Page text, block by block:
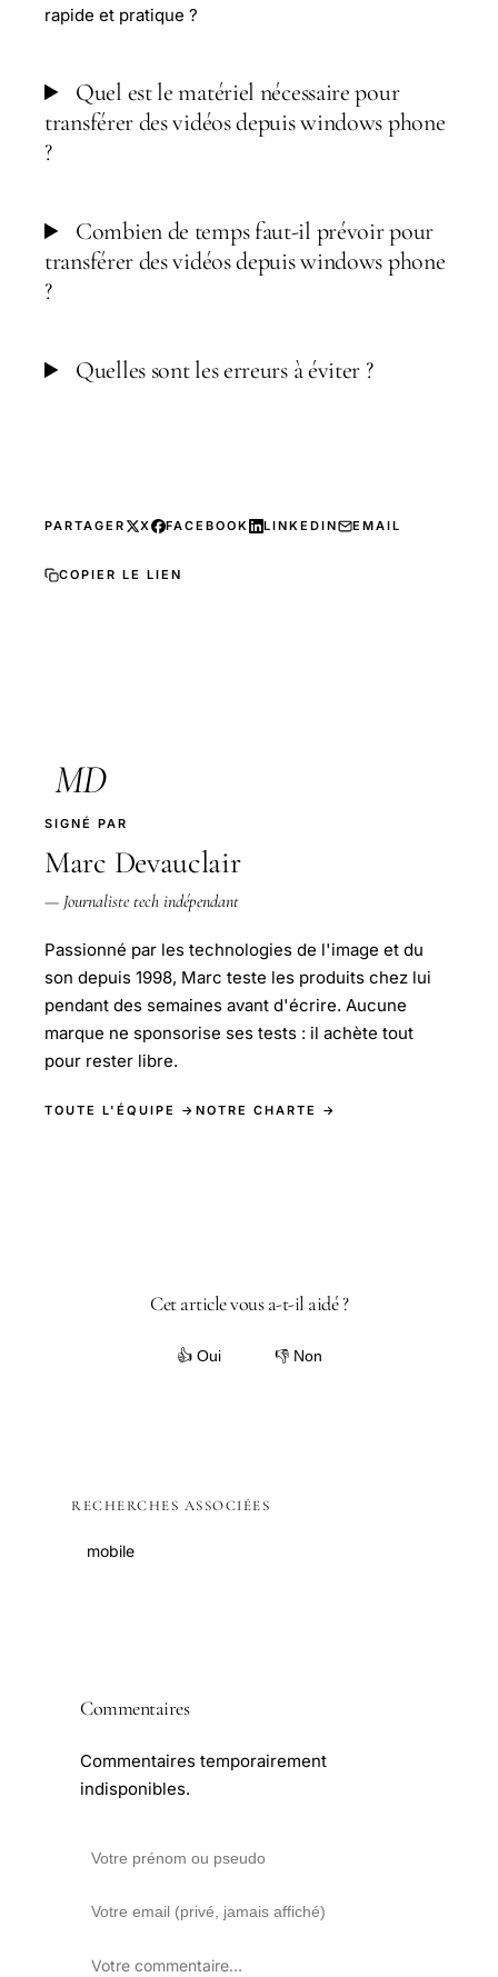
rapide et pratique ?
Quel est le matériel nécessaire pour
transférer des vidéos depuis windows phone
?
Combien de temps faut-il prévoir pour
transférer des vidéos depuis windows phone
?
Quelles sont les erreurs à éviter ?
PARTAGER X FACEBOOK LINKEDIN EMAIL
COPIER LE LIEN
MD
SIGNÉ PAR
Marc Devauclair
— Journaliste tech indépendant
Passionné par les technologies de l'image et du
son depuis 1998, Marc teste les produits chez lui
pendant des semaines avant d'écrire. Aucune
marque ne sponsorise ses tests : il achète tout
pour rester libre.
TOUTE L'ÉQUIPE → NOTRE CHARTE →
Cet article vous a-t-il aidé ?
👍 Oui 👎 Non
RECHERCHES ASSOCIÉES
mobile
Commentaires
Commentaires temporairement
indisponibles.